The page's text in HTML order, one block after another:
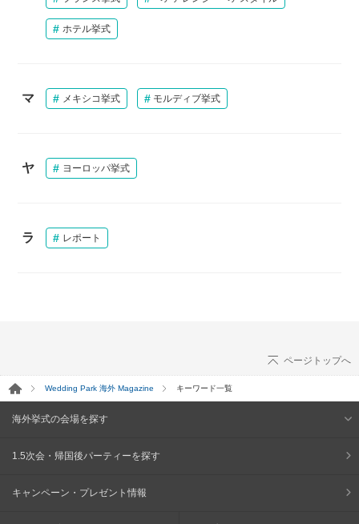
ホテル挙式
マ メキシコ挙式 モルディブ挙式
ヤ ヨーロッパ挙式
ラ レポート
ページトップへ
Wedding Park 海外 Magazine キーワード一覧
海外挙式の会場を探す
1.5次会・帰国後パーティーを探す
キャンペーン・プレゼント情報